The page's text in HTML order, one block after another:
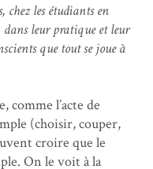
chez les étudiants en
dans leur pratique et leur
que tout se joue à
comme l’acte de
(choisir, couper,
croire que le
On le voit à la